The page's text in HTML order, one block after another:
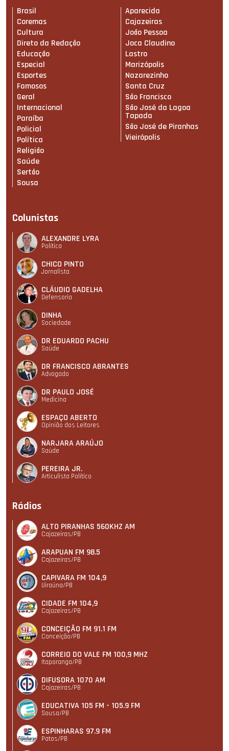
Brasil
Coremas
Cultura
Direto da Redação
Educação
Especial
Esportes
Famosos
Geral
Internacional
Paraíba
Policial
Política
Religião
Saúde
Sertão
Sousa
Aparecida
Cajazeiras
João Pessoa
Joca Claudino
Lastro
Marizópolis
Nazarezinho
Santa Cruz
São Francisco
São José da Lagoa
Tapada
São José de Piranhas
Vieirópolis
Colunistas
ALEXANDRE LYRA
Política
CHICO PINTO
Jornalista
CLÁUDIO GADELHA
Defensoria
DINHA
Sociedade
DR EDUARDO PACHU
Saúde
DR FRANCISCO ABRANTES
Advogado
DR PAULO JOSÉ
Medicina
ESPAÇO ABERTO
Opinião dos Leitores
NARJARA ARAÚJO
Saúde
PEREIRA JR.
Articulista Polí­tico
Rádios
ALTO PIRANHAS 560KHZ AM
Cajazeiras/PB
ARAPUAN FM 98.5
Cajazeiras/PB
CAPIVARA FM 104,9
Uiraúna/PB
CIDADE FM 104,9
Cajazeiras/PB
CONCEIÇÃO FM 91.1 FM
Conceição/PB
CORREIO DO VALE FM 100,9 MHZ
Itaporanga/PB
DIFUSORA 1070 AM
Cajazeiras/PB
EDUCATIVA 105 FM - 105.9 FM
Sousa/PB
ESPINHARAS 97.9 FM
Patos/PB